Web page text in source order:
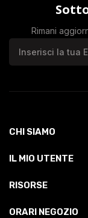
Rimani
CHI SIAMO
IL MIO UTENTE
RISORSE
ORARI NEGOZIO